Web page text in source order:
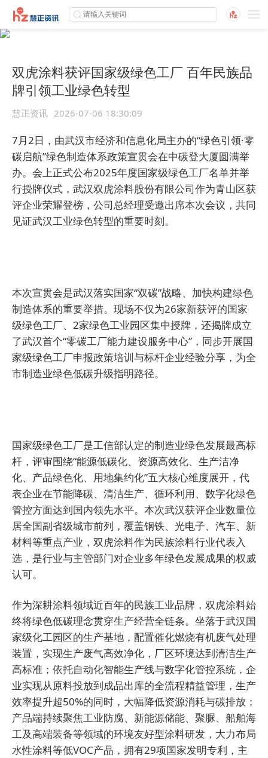
双虎涂料获评国家级绿色工厂 百年民族品
牌引领工业绿色转型
慧正资讯 2026-07-06 18:30:09
7月2日，由武汉市经济和信息化局主办的“绿色引领·零
碳启航”绿色制造体系政策宣贯会在中碳登大厦圆满举
办。会上正式公布2025年度国家级绿色工厂名单并举
行授牌仪式，武汉双虎涂料股份有限公司作为青山区获
评企业荣耀登榜，公司总经理受邀出席本次会议，共同
见证武汉工业绿色转型的重要时刻。
本次宣贯会是武汉落实国家“双碳”战略、加快构建绿色
制造体系的重要举措。现场不仅为26家新获评的国家
级绿色工厂、2家绿色工业园区集中授牌，还揭牌成立
了武汉首个“零碳工厂能力建设服务中心”，同步开展国
家级绿色工厂申报政策培训与标杆企业经验分享，为全
市制造业绿色低碳升级指明路径。
国家级绿色工厂是工信部认定的制造业绿色发展最高标
杆，评审围绕“能源低碳化、资源高效化、生产洁净
化、产品绿色化、用地集约化”五大核心维度展开，代
表企业在节能降碳、清洁生产、循环利用、数字化绿色
管控方面达到国内领先水平。本次武汉获评企业数量位
居全国副省级城市前列，覆盖钢铁、光电子、汽车、新
材料等重点产业，双虎涂料作为民族涂料行业代表入
选，是行业与主管部门对企业多年绿色发展成果的权威
认可。
作为深耕涂料领域近百年的民族工业品牌，双虎涂料始
终将绿色低碳理念贯穿生产经营全链条。坐落于武汉国
家级化工园区的生产基地，配置催化燃烧有机废气处理
装置，实现生产废气高效净化，厂区环境达到清洁生产
高标准；依托自动化智能生产线与数字化管控系统，企
业实现从原料投放到成品出库的全流程精益管理，生产
效率提升超50%的同时，大幅降低资源消耗与碳排放；
产品端持续聚焦工业防腐、新能源储能、聚脲、船舶海
工及高端装备等领域的环境友好型涂料研发，大力布局
水性涂料等低VOC产品，拥有29项国家发明专利，主